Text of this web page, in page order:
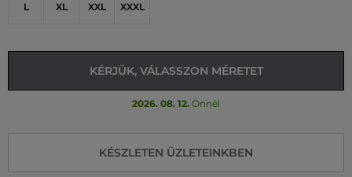
L XL XXL XXXL
KÉRJÜK, VÁLASSZON MÉRETET
2026. 08. 12. Önnél
KÉSZLETEN ÜZLETEINKBEN